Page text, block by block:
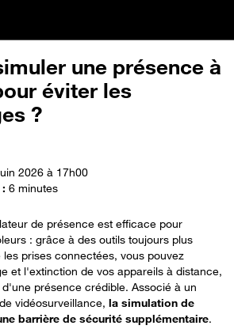
une présence à
éviter les
?
2026 à 17h00
6 minutes
de présence est efficace pour
: grâce à des outils toujours plus
prises connectées, vous pouvez
et l'extinction de vos appareils à distance,
d'une présence crédible. Associé à un
vidéosurveillance, la simulation de
barrière de sécurité supplémentaire.